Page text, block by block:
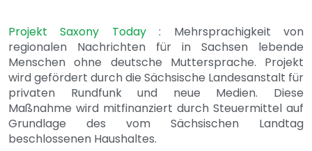
Projekt Saxony Today: Mehrsprachigkeit von
regionalen Nachrichten für in Sachsen lebende
Menschen ohne deutsche Muttersprache. Projekt
wird gefördert durch die Sächsische Landesanstalt für
privaten Rundfunk und neue Medien. Diese
Maßnahme wird mitfinanziert durch Steuermittel auf
Grundlage des vom Sächsischen Landtag
beschlossenen Haushaltes.